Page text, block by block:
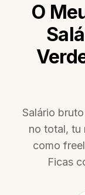
O
Salário
no total, tu
como
Ficas